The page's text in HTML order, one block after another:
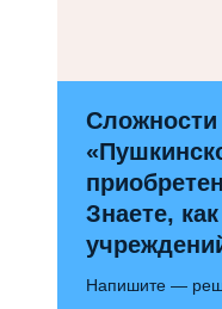
Знаете,
Напишите —